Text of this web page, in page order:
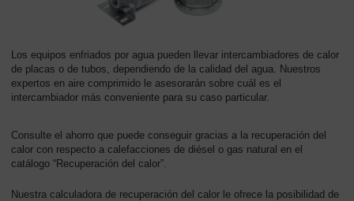
Los equipos enfriados por agua pueden llevar intercambiadores de calor
de placas o de tubos, dependiendo de la calidad del agua. Nuestros
expertos en aire comprimido le asesorarán sobre cuál es el
intercambiador más conveniente para su caso particular.
Consulte el ahorro que puede conseguir gracias a la recuperación del
calor con respecto a calefacciones de diésel o gas natural en el
catálogo “Recuperación del calor”.
Nuestra calculadora de recuperación del calor le ofrece la posibilidad de